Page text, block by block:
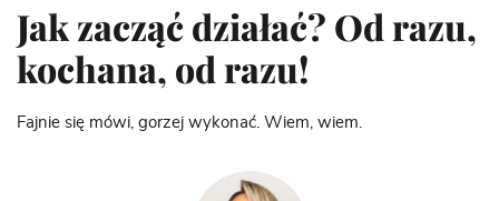
Jak zacząć działać? Od razu,
kochana, od razu!
Fajnie się mówi, gorzej wykonać. Wiem, wiem.